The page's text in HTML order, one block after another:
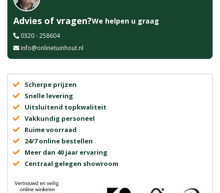
Advies of vragen?We helpen u graag
0320 - 258604
info@onlinetuinhout.nl
Scherpe prijzen
Snelle levering
Uitsluitend topkwaliteit
Vakkundig personeel
Ruime voorraad
24/7 online bestellen
Meer dan 40 jaar ervaring
Centraal gelegen showroom